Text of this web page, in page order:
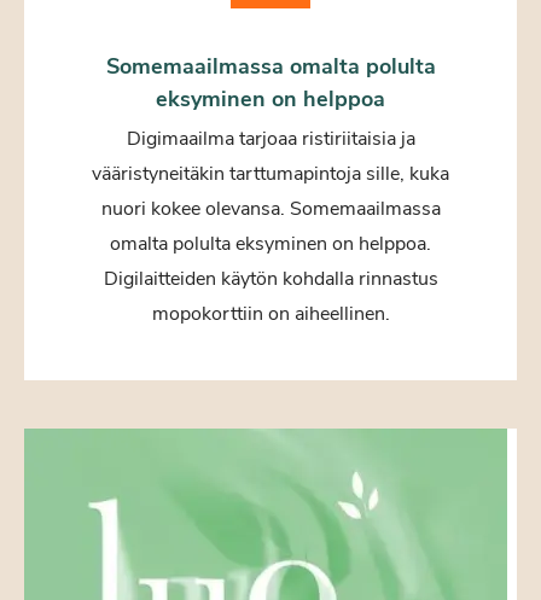
Somemaailmassa omalta polulta
eksyminen on helppoa
Digimaailma tarjoaa ristiriitaisia ja
vääristyneitäkin tarttumapintoja sille, kuka
nuori kokee olevansa. Somemaailmassa
omalta polulta eksyminen on helppoa.
Digilaitteiden käytön kohdalla rinnastus
mopokorttiin on aiheellinen.